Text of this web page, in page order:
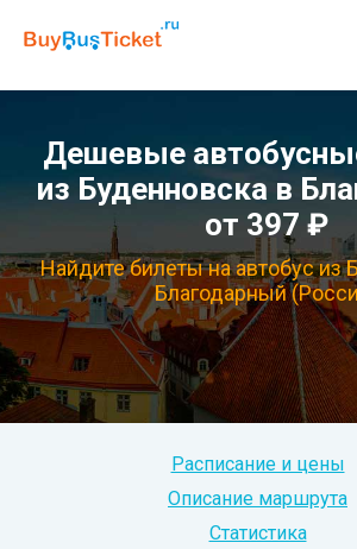
Дешевые
из Буденновска в
от 397 ₽
Найдите билеты на автобус из
Благодарный
Расписание и цены
Описание маршрута
Статистика